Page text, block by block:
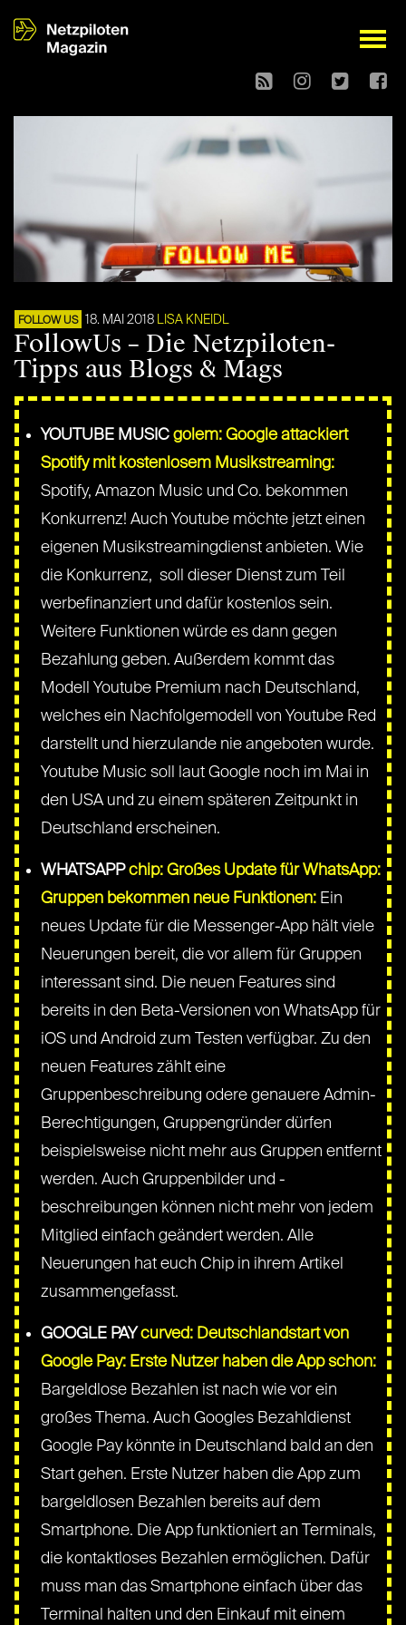
open
FOLLOW US 18. MAI 2018 LISA KNEIDL
FollowUs – Die Netzpiloten-
Tipps aus Blogs & Mags
YOUTUBE MUSICgolem: Google attackiert
Spotify mit kostenlosem Musikstreaming:
Spotify, Amazon Music und Co. bekommen
Konkurrenz! Auch Youtube möchte jetzt einen
eigenen Musikstreamingdienst anbieten. Wie
die Konkurrenz, soll dieser Dienst zum Teil
werbefinanziert und dafür kostenlos sein.
Weitere Funktionen würde es dann gegen
Bezahlung geben. Außerdem kommt das
Modell Youtube Premium nach Deutschland,
welches ein Nachfolgemodell von Youtube Red
darstellt und hierzulande nie angeboten wurde.
Youtube Music soll laut Google noch im Mai in
den USA und zu einem späteren Zeitpunkt in
Deutschland erscheinen.
WHATSAPPchip: Großes Update für WhatsApp:
Gruppen bekommen neue Funktionen: Ein
neues Update für die Messenger-App hält viele
Neuerungen bereit, die vor allem für Gruppen
interessant sind. Die neuen Features sind
bereits in den Beta-Versionen von WhatsApp für
iOS und Android zum Testen verfügbar. Zu den
neuen Features zählt eine
Gruppenbeschreibung odere genauere Admin-
Berechtigungen, Gruppengründer dürfen
beispielsweise nicht mehr aus Gruppen entfernt
werden. Auch Gruppenbilder und -
beschreibungen können nicht mehr von jedem
Mitglied einfach geändert werden. Alle
Neuerungen hat euch Chip in ihrem Artikel
zusammengefasst.
GOOGLE PAYcurved: Deutschlandstart von
Google Pay: Erste Nutzer haben die App schon:
Bargeldlose Bezahlen ist nach wie vor ein
großes Thema. Auch Googles Bezahldienst
Google Pay könnte in Deutschland bald an den
Start gehen. Erste Nutzer haben die App zum
bargeldlosen Bezahlen bereits auf dem
Smartphone. Die App funktioniert an Terminals,
die kontaktloses Bezahlen ermöglichen. Dafür
muss man das Smartphone einfach über das
Terminal halten und den Einkauf mit einem